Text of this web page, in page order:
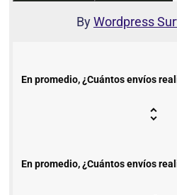
ByWordpress
En promedio, ¿Cuántos envíos
En promedio, ¿Cuántos envíos